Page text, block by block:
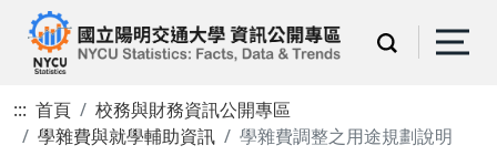
::: 首頁
校務與財務資訊公開專區
學雜費與就學輔助資訊
學雜費調整之用途規劃說明